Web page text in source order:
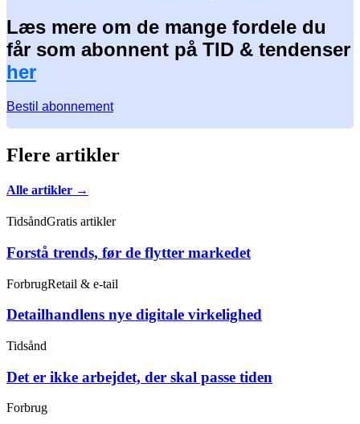
Læs mere om de mange fordele du
får som abonnent på TID & tendenser
her
Bestil abonnement
Flere artikler
Alle artikler →
TidsåndGratis artikler
Forstå trends, før de flytter markedet
ForbrugRetail & e-tail
Detailhandlens nye digitale virkelighed
Tidsånd
Det er ikke arbejdet, der skal passe tiden
Forbrug